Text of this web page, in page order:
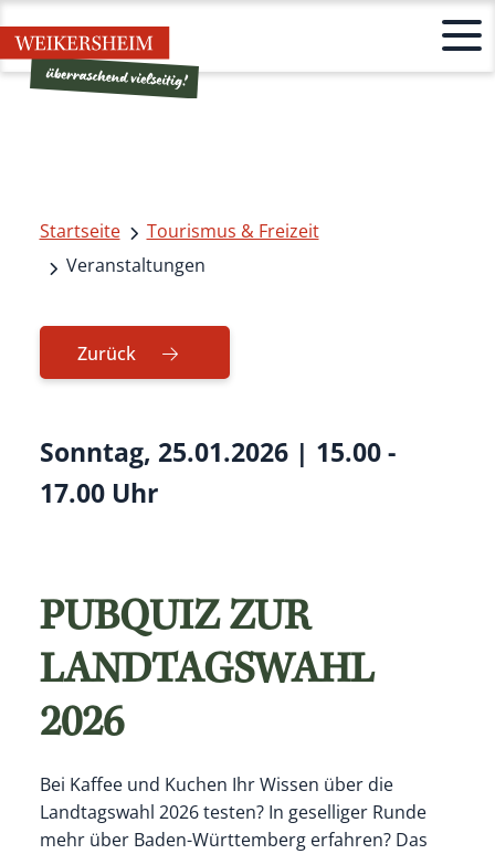
Startseite
Tourismus & Freizeit
Veranstaltungen
Zurück
Sonntag, 25.01.2026 | 15.00 -
17.00 Uhr
PUBQUIZ ZUR
LANDTAGSWAHL
2026
Bei Kaffee und Kuchen Ihr Wissen über die
Landtagswahl 2026 testen? In geselliger Runde
mehr über Baden-Württemberg erfahren? Das